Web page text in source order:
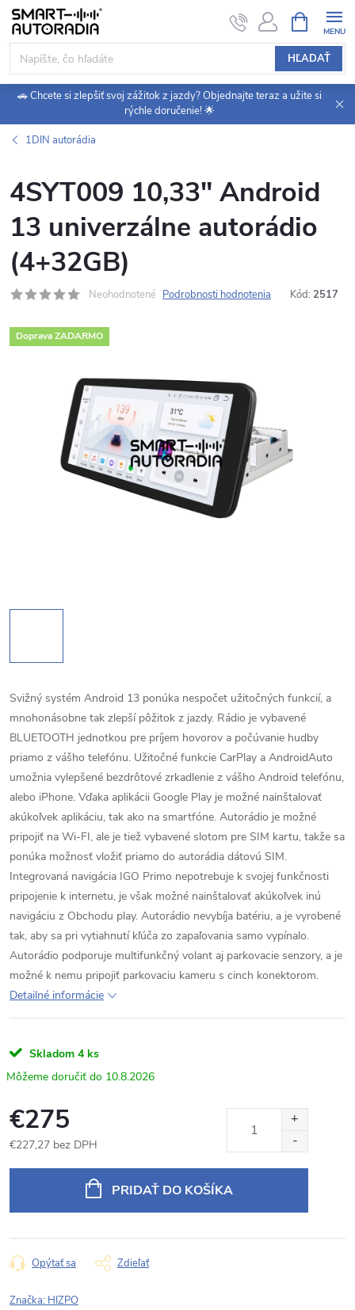
Prejsť
obsah
HĽADAŤ
KOŠÍK
🚗 Chcete si zlepšiť svoj zážitok z jazdy? Objednajte teraz a užite si
rýchle doručenie! 🌟
1DIN autorádia
4SYT009 10,33" Android
13 univerzálne autorádio
(4+32GB)
Neohodnotené Podrobnosti hodnotenia Kód: 2517
Doprava ZADARMO
Svižný systém Android 13 ponúka nespočet užitočných funkcií, a
mnohonásobne tak zlepší pôžitok z jazdy. Rádio je vybavené
BLUETOOTH jednotkou pre príjem hovorov a počúvanie hudby
priamo z vášho telefónu. Užitočné funkcie CarPlay a AndroidAuto
umožnia vylepšené bezdrôtové zrkadlenie z vášho Android telefónu,
alebo iPhone. Vďaka aplikácii Google Play je možné nainštalovať
akúkoľvek aplikáciu, tak ako na smartfóne. Autorádio je možné
pripojiť na Wi-FI, ale je tiež vybavené slotom pre SIM kartu, takže sa
ponúka možnosť vložiť priamo do autorádia dátovú SIM.
Integrovaná navigácia IGO Primo nepotrebuje k svojej funkčnosti
pripojenie k internetu, je však možné nainštalovať akúkoľvek inú
navigáciu z Obchodu play. Autorádio nevybíja batériu, a je vyrobené
tak, aby sa pri vytiahnutí kľúča zo zapaľovania samo vypínalo.
Autorádio podporuje multifunkčný volant aj parkovacie senzory, a je
možné k nemu pripojiť parkovaciu kameru s cinch konektorom.
Detailné informácie
Skladom 4 ks
10.8.2026
€275
€227,27 bez DPH
PRIDAŤ DO KOŠÍKA
Opýtať sa Zdieľať
Značka: HIZPO